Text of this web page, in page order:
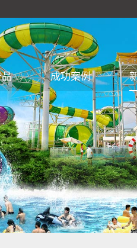
品 成功案例